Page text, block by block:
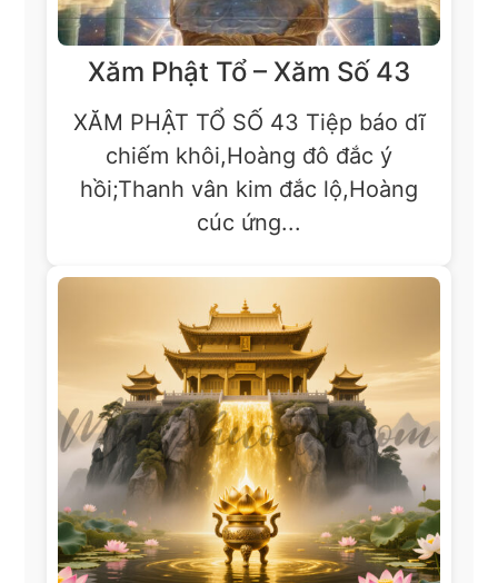
Xăm Phật Tổ – Xăm Số 43
XĂM PHẬT TỔ SỐ 43 Tiệp báo dĩ
chiếm khôi,Hoàng đô đắc ý
hồi;Thanh vân kim đắc lộ,Hoàng
cúc ứng...